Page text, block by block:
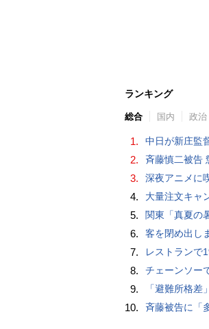
ランキング
総合 国内 政治
1. 中日が新庄監
2. 斉藤慎二被告
3. 深夜アニメに
4. 大量注文キャ
5. 関東「真夏の
6. 客を閉め出し
7. レストランで
8. チェーンソー
9. 「避難所格差
10. 斉藤被告に「